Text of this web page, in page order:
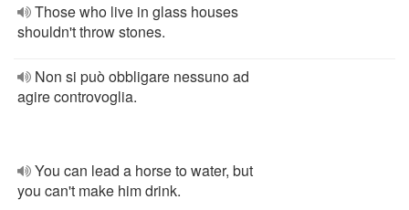
Those who live in glass houses
shouldn't throw stones.
Non si può obbligare nessuno ad
agire controvoglia.
You can lead a horse to water, but
you can't make him drink.